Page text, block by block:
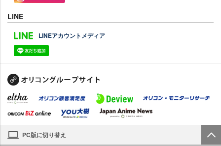
LINE
LINEアカウントメディア
PC版に切り替え